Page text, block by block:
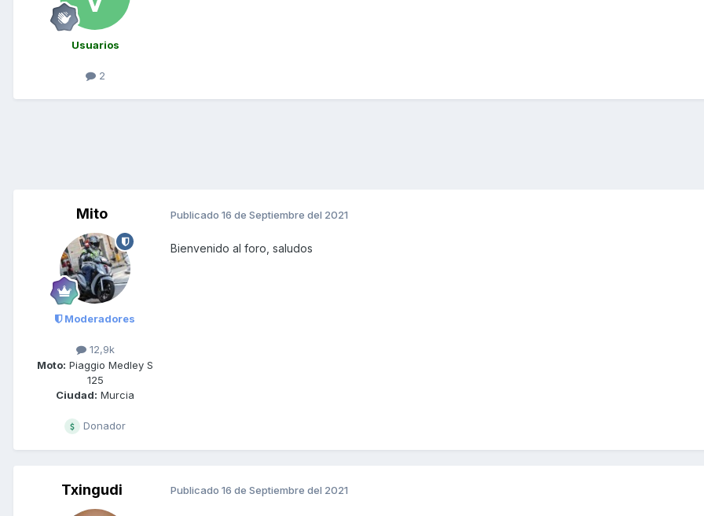
Usuarios
2
Mito
Moderadores
12,9k
Moto: Piaggio Medley S
125
Ciudad: Murcia
Donador
Publicado 16 de Septiembre del 2021
Bienvenido al foro, saludos
Txingudi Publicado 16 de Septiembre del 2021